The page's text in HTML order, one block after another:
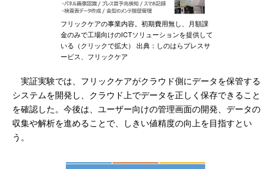
フリックケアの事業内容。初期費用無し、月額課
金のみで工場向けのICTソリューションを提供して
いる（クリックで拡大） 出典：しのはらプレスサ
ービス、フリックケア
実証実験では、フリックケアがクラウド側にデータを保管する
システムを開発し、クラウド上でデータを正しく保存できること
を確認した。今後は、ユーザー向けの管理画面の開発、データの
収集や解析を進めることで、しきい値精度の向上を目指すとい
う。